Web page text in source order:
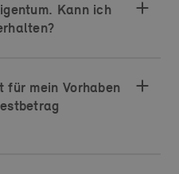
Kann ich
für mein Vorhaben